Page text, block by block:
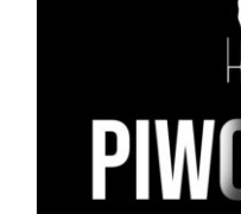
DODAJ DO